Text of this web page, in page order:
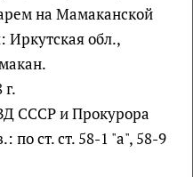
на Мамаканской
Иркутская обл.,
СССР и Прокурора
по ст. ст. 58-1 "а", 58-9